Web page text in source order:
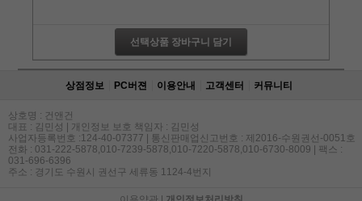
선택상품 장바구니 담기
상점정보 PC버젼 이용안내 고객센터 커뮤니티
상호명 : 건앤건
대표 : 김민성 | 개인정보 보호 책임자 : 김민성
사업자등록번호 :124-40-07377 | 통신판매업신고번호 : 제2016-수원권선-0051호
전화 : 031-222-5878,010-7239-5878,010-7220-5878,010-6730-8009 | 팩스 :
031-696-6396
주소 : 경기도 수원시 권선구 세류동 1124-4번지